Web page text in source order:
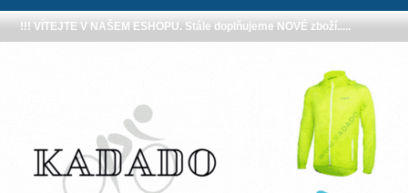
!!! VÍTEJTE V NAŠEM ESHOPU. Stále doplňujeme NOVÉ zboží.....